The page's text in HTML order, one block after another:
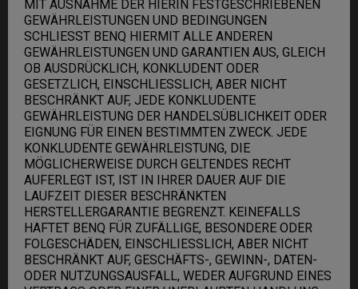
MIT AUSNAHME DER HIERIN FESTGESCHRIEBENEN
GEWÄHRLEISTUNGEN UND BEDINGUNGEN
SCHLIESST BENQ HIERMIT ALLE ANDEREN
GEWÄHRLEISTUNGEN UND GARANTIEN AUS, GLEICH
OB AUSDRÜCKLICH, KONKLUDENT ODER
GESETZLICH, EINSCHLIESSLICH, ABER NICHT
BESCHRÄNKT AUF, JEDE KONKLUDENTE
GEWÄHRLEISTUNG DER HANDELSÜBLICHKEIT ODER
EIGNUNG FÜR EINEN BESTIMMTEN ZWECK. JEDE
KONKLUDENTE GEWÄHRLEISTUNG, DIE
MÖGLICHERWEISE DURCH GELTENDES RECHT
AUFERLEGT IST, IST IN IHRER DAUER AUF DIE
LAUFZEIT DIESER BESCHRÄNKTEN
HERSTELLERGARANTIE BEGRENZT. KEINEFALLS
HAFTET BENQ FÜR ZUFÄLLIGE, BESONDERE ODER
FOLGESCHÄDEN, EINSCHLIESSLICH, ABER NICHT
BESCHRÄNKT AUF, GESCHÄFTS-, GEWINN-, DATEN-
ODER NUTZUNGSAUSFALL, WEDER AUFGRUND EINES